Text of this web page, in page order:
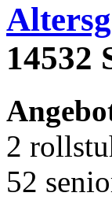
14532
2
52